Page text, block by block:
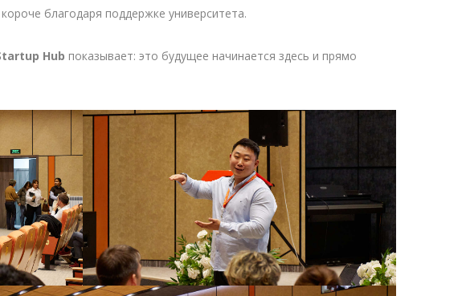
благодаря поддержке университета.
Hub показывает: это будущее начинается здесь и прямо